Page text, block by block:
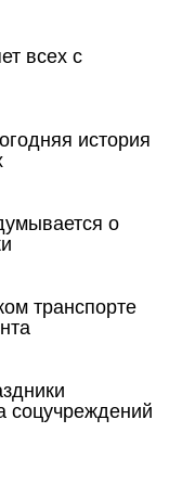
всех с
история
о
транспорте
соцучреждений